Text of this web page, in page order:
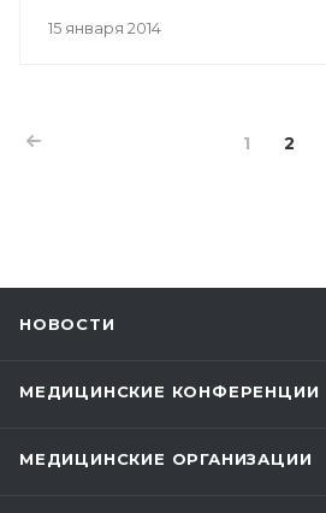
15 января 2014
1 2
НОВОСТИ
МЕДИЦИНСКИЕ КОНФЕРЕНЦИИ
МЕДИЦИНСКИЕ ОРГАНИЗАЦИИ